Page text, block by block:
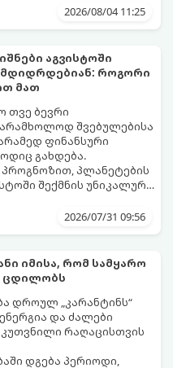
თვე აღმოჩნდება.
2026/08/04 11:25
აგვისტოში
როგორი
მათ
თვე ბევრი
შვებულებისა
ფინანსური
გახდება.
პლანეტების
შექმნის უნიკალურ
ფინანსური წარმატების
ფინანსური
2026/07/31 09:56
იმისა, რომ სამყარო
ცდილობს
დროულ „კარანტინს“
და ძალები
რაღაცისთვის
დგება პერიოდი,